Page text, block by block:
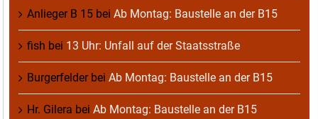
Anlieger B 15 bei Ab Montag: Baustelle an der B15
fish bei 13 Uhr: Unfall auf der Staatsstraße
Burgerfelderbei Ab Montag: Baustelle an der B15
Hr. Gilera bei Ab Montag: Baustelle an der B15